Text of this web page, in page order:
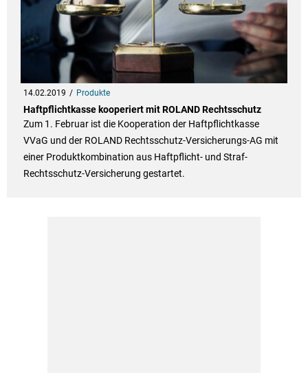
14.02.2019 Produkte
Haftpflichtkasse kooperiert mit ROLAND Rechtsschutz
Zum 1. Februar ist die Kooperation der Haftpflichtkasse
VVaG und der ROLAND Rechtsschutz-Versicherungs-AG mit
einer Produktkombination aus Haftpflicht- und Straf-
Rechtsschutz-Versicherung gestartet.